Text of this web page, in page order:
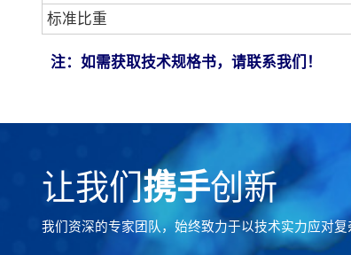
标准比重
注：如需获取技术规格书，请联系我们！
让我们携手创新
我们资深的专家团队，始终致力于以技术实力应对